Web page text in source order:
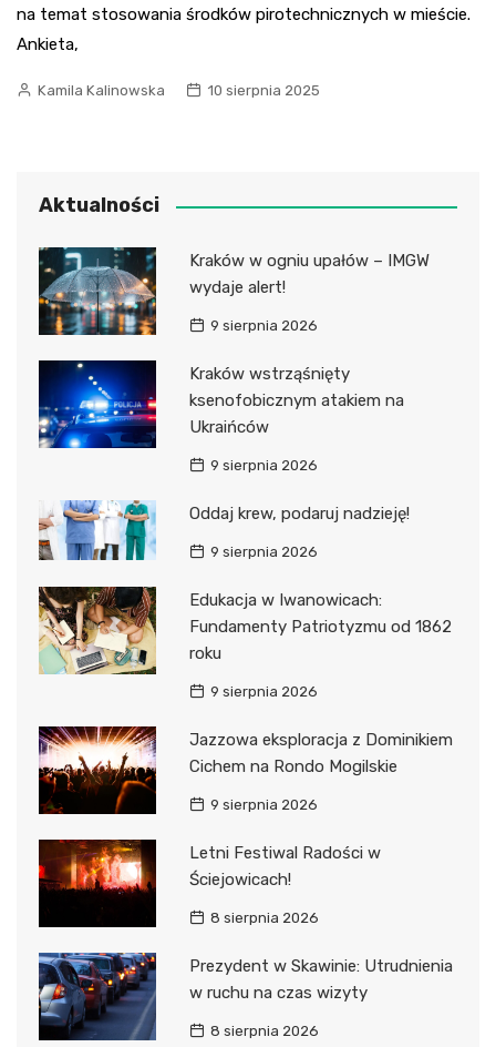
na temat stosowania środków pirotechnicznych w mieście.
Ankieta,
Kamila Kalinowska 10 sierpnia 2025
Aktualności
Kraków w ogniu upałów – IMGW
wydaje alert!
9 sierpnia 2026
Kraków wstrząśnięty
ksenofobicznym atakiem na
Ukraińców
9 sierpnia 2026
Oddaj krew, podaruj nadzieję!
9 sierpnia 2026
Edukacja w Iwanowicach:
Fundamenty Patriotyzmu od 1862
roku
9 sierpnia 2026
Jazzowa eksploracja z Dominikiem
Cichem na Rondo Mogilskie
9 sierpnia 2026
Letni Festiwal Radości w
Ściejowicach!
8 sierpnia 2026
Prezydent w Skawinie: Utrudnienia
w ruchu na czas wizyty
8 sierpnia 2026